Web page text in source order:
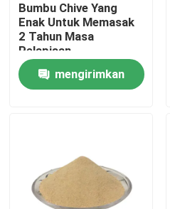
Video
Bumbu Chive Yang
Enak Untuk Memasak
2 Tahun Masa
Pelapisan
mengirimkan